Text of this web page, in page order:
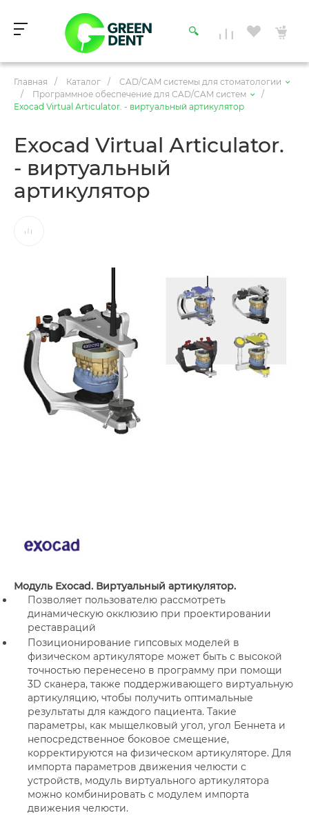
Главная / Каталог /
CAD/CAM системы для стоматологии
/
Программное обеспечение для CAD/CAM систем
/
Exocad Virtual Аrticulator. - виртуальный артикулятор
Exocad Virtual Аrticulator.
- виртуальный
артикулятор
Модуль Exocad. Виртуальный артикулятор.
Позволяет пользователю рассмотреть
динамическую окклюзию при проектировании
реставраций
Позиционирование гипсовых моделей в
физическом артикуляторе может быть с высокой
точностью перенесено в программу при помощи
3D сканера, также поддерживающего виртуальную
артикуляцию, чтобы получить оптимальные
результаты для каждого пациента. Такие
параметры, как мыщелковый угол, угол Беннета и
непосредственное боковое смещение,
корректируются на физическом артикуляторе. Для
импорта параметров движения челюсти с
устройств, модуль виртуального артикулятора
можно комбинировать с модулем импорта
движения челюсти.